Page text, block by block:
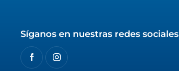
Síganos en nuestras redes sociales